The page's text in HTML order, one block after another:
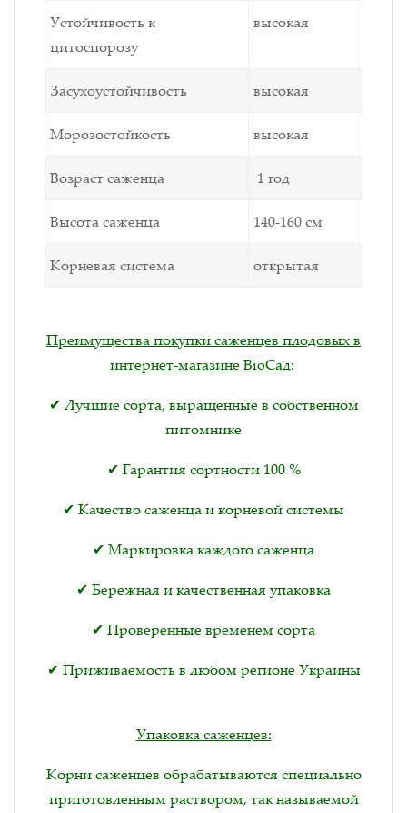
Устойчивость к
цитоспорозу
высокая
Засухоустойчивость высокая
Морозостойкость высокая
Возраст саженца 1 год
Высота саженца 140-160 см
Корневая система открытая
Преимущества покупки саженцев плодовых в
интернет-магазине BioСад:
✔ Лучшие сорта, выращенные в собственном
питомнике
✔ Гарантия сортности 100 %
✔ Качество саженца и корневой системы
✔ Маркировка каждого саженца
✔ Бережная и качественная упаковка
✔ Проверенные временем сорта
✔ Приживаемость в любом регионе Украины
Упаковка саженцев:
Корни саженцев обрабатываются специально
приготовленным раствором, так называемой